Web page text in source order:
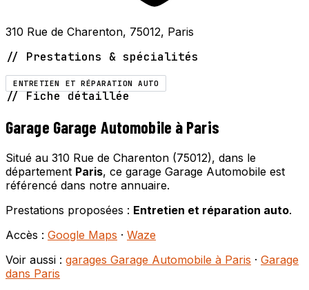
310 Rue de Charenton, 75012, Paris
// Prestations & spécialités
ENTRETIEN ET RÉPARATION AUTO
// Fiche détaillée
Garage Garage Automobile à Paris
Situé au 310 Rue de Charenton (75012), dans le
département Paris, ce garage Garage Automobile est
référencé dans notre annuaire.
Prestations proposées : Entretien et réparation auto.
Accès : Google Maps · Waze
Voir aussi : garages Garage Automobile à Paris · Garage
dans Paris